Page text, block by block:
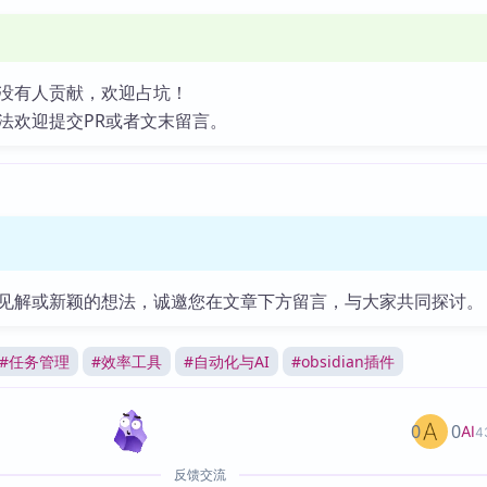
有人贡献，欢迎占坑！
欢迎提交PR或者文末留言。
解或新颖的想法，诚邀您在文章下方留言，与大家共同探讨。
#任务管理 #效率工具 #自动化与AI #obsidian插件
AI
0 0
反馈交流